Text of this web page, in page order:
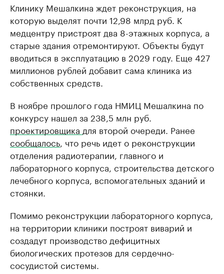
Клинику Мешалкина ждет реконструкция, на
которую выделят почти 12,98 млрд руб. К
медцентру пристроят два 8-этажных корпуса, а
старые здания отремонтируют. Объекты будут
вводиться в эксплуатацию в 2029 году. Еще 427
миллионов рублей добавит сама клиника из
собственных средств.
В ноябре прошлого года НМИЦ Мешалкина по
конкурсу нашел за 238,5 млн руб.
проектировщика для второй очереди. Ранее
сообщалось, что речь идет о реконструкции
отделения радиотерапии, главного и
лабораторного корпуса, строительства детского
лечебного корпуса, вспомогательных зданий и
стоянки.
Помимо реконструкции лабораторного корпуса,
на территории клиники построят виварий и
создадут производство дефицитных
биологических протезов для сердечно-
сосудистой системы.